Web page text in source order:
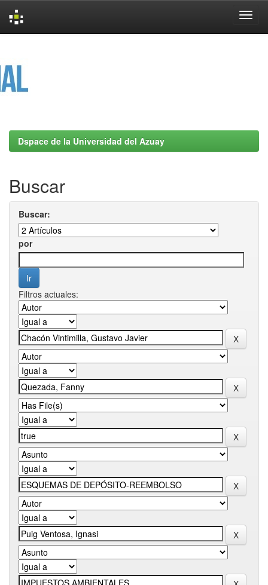
Dspace de la Universidad del Azuay
Buscar
Buscar:
por
Filtros actuales: